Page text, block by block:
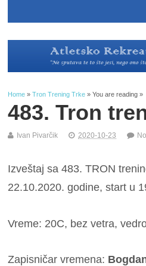
Home »Tron Trening Trke » You are reading »
483. Tron
Ivan Pivarčik 2020-10-23
Izveštaj sa 483. TRON
22.10.2020. godine, start u
Vreme: 20C, bez vetra,
Zapisničar vremena: